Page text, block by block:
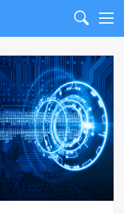
Search